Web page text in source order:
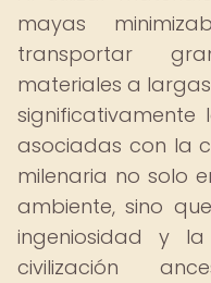
mayas
transportar
materiales a
significativamente
asociadas con la
milenaria no solo
ambiente, sino
ingeniosidad y
civilización